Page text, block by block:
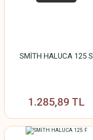
SMİTH HALUCA 125 S
1.285,89 TL